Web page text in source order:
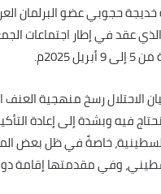
حجوبي عضو البرلمان
الاحتلال رسخ منهجية
فيه وبشدة إلى إعادة
خاصةً في ظل بعض
وفي مقدمتها إقامة